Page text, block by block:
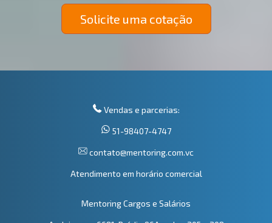
Solicite uma cotação
Vendas e parcerias:
51-98407-4747
contato@mentoring.com.vc
Atendimento em horário comercial
Mentoring Cargos e Salários